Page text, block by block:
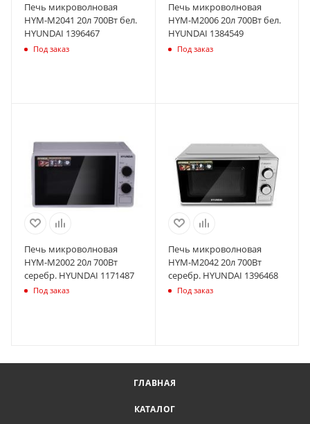
Печь микроволновая
HYM-M2041 20л 700Вт бел.
HYUNDAI 1396467
Под заказ
Печь микроволновая
HYM-M2006 20л 700Вт бел.
HYUNDAI 1384549
Под заказ
Печь микроволновая
HYM-M2002 20л 700Вт
серебр. HYUNDAI 1171487
Под заказ
Печь микроволновая
HYM-M2042 20л 700Вт
серебр. HYUNDAI 1396468
Под заказ
ГЛАВНАЯ
КАТАЛОГ